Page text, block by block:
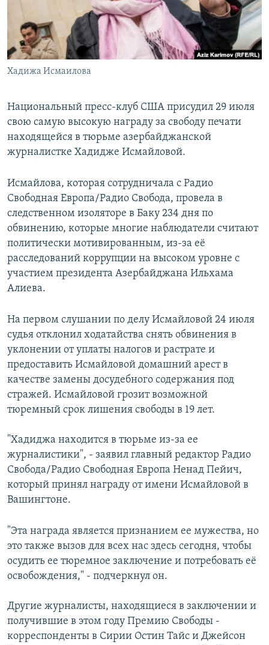
Хадижа Исмаилова
Национальный пресс-клуб США присудил 29 июля
свою самую высокую награду за свободу печати
находящейся в тюрьме азербайджанской
журналистке Хадидже Исмайловой.
Исмайлова, которая сотрудничала с Радио
Свободная Европа/Радио Свобода, провела в
следственном изоляторе в Баку 234 дня по
обвинению, которые многие наблюдатели считают
политически мотивированным, из-за её
расследований коррупции на высоком уровне с
участием президента Азербайджана Ильхама
Алиева.
На первом слушании по делу Исмайловой 24 июля
судья отклонил ходатайства снять обвинения в
уклонении от уплаты налогов и растрате и
предоставить Исмайловой домашний арест в
качестве замены досудебного содержания под
стражей. Исмайловой грозит возможной
тюремный срок лишения свободы в 19 лет.
"Хадиджа находится в тюрьме из-за ее
журналистики", - заявил главный редактор Радио
Свобода/Радио Свободная Европа Ненад Пейич,
который принял награду от имени Исмайловой в
Вашингтоне.
"Эта награда является признанием ее мужества, но
это также вызов для всех нас здесь сегодня, чтобы
осудить ее тюремное заключение и потребовать её
освобождения," - подчеркнул он.
Другие журналисты, находящиеся в заключении и
получившие в этом году Премию Свободы -
корреспонденты в Сирии Остин Тайс и Джейсон